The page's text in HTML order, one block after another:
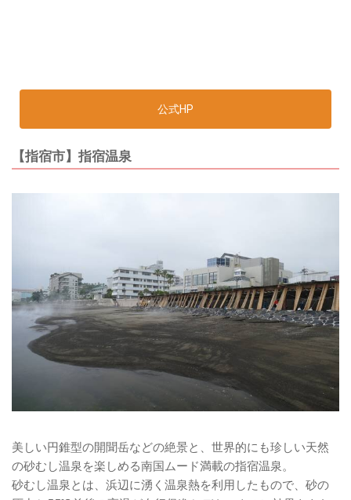
公式HP
【指宿市】指宿温泉
美しい円錐型の開聞岳などの絶景と、世界的にも珍しい天然
の砂むし温泉を楽しめる南国ムード満載の指宿温泉。
砂むし温泉とは、浜辺に湧く温泉熱を利用したもので、砂の